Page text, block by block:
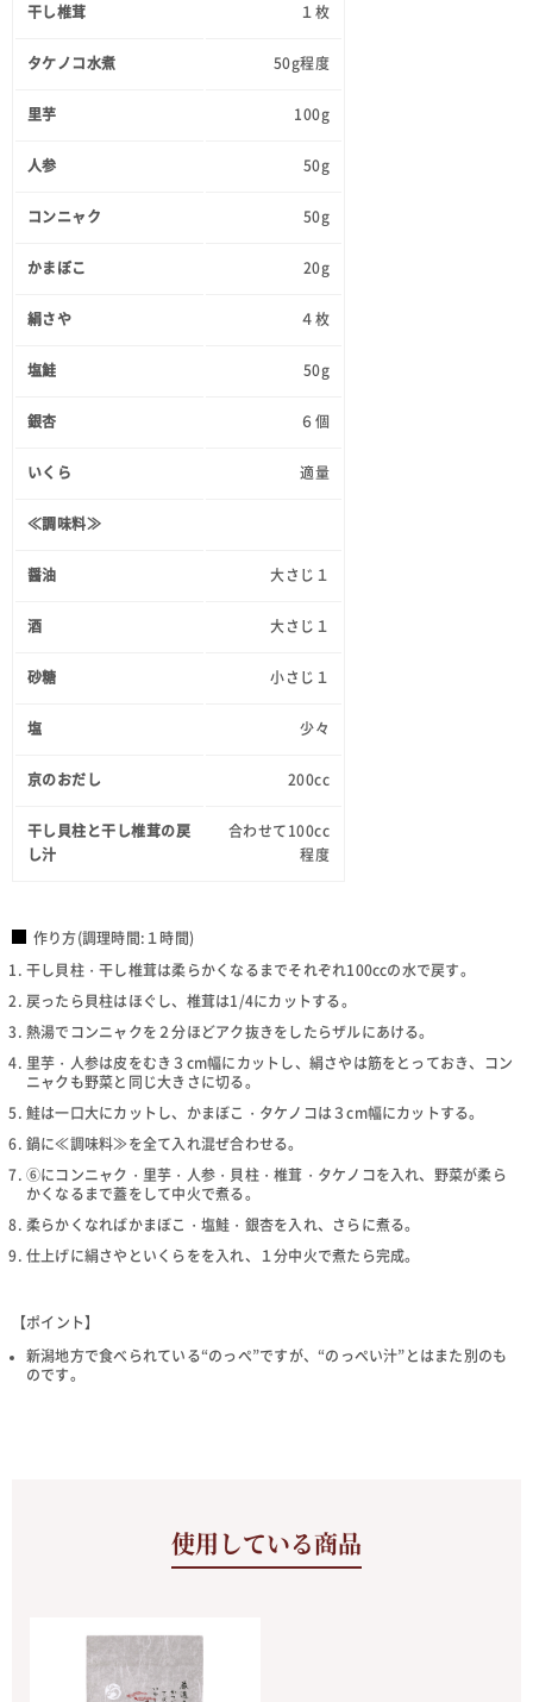
干し椎茸 １枚
タケノコ水煮 50g程度
里芋 100g
人参 50g
コンニャク 50g
かまぼこ 20g
絹さや ４枚
塩鮭 50g
銀杏 ６個
いくら 適量
≪調味料≫
醤油 大さじ１
酒 大さじ１
砂糖 小さじ１
塩 少々
京のおだし 200cc
干し貝柱と干し椎茸の戻
し汁
合わせて100cc
程度
作り方(調理時間:１時間)
干し貝柱・干し椎茸は柔らかくなるまでそれぞれ100ccの水で戻す。
戻ったら貝柱はほぐし、椎茸は1/4にカットする。
熱湯でコンニャクを２分ほどアク抜きをしたらザルにあける。
里芋・人参は皮をむき３cm幅にカットし、絹さやは筋をとっておき、コン
ニャクも野菜と同じ大きさに切る。
鮭は一口大にカットし、かまぼこ・タケノコは３cm幅にカットする。
鍋に≪調味料≫を全て入れ混ぜ合わせる。
⑥にコンニャク・里芋・人参・貝柱・椎茸・タケノコを入れ、野菜が柔ら
かくなるまで蓋をして中火で煮る。
柔らかくなればかまぼこ・塩鮭・銀杏を入れ、さらに煮る。
仕上げに絹さやといくらをを入れ、１分中火で煮たら完成。
【ポイント】
新潟地方で食べられている“のっぺ”ですが、“のっぺい汁”とはまた別のも
のです。
使用している商品